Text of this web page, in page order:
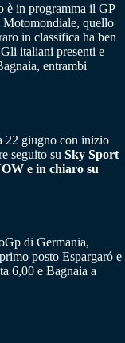
è in programma il GP
quello
in classifica ha ben
italiani presenti e
entrambi
22 giugno con inizio
seguito su Sky Sport
e in chiaro su
di Germania,
posto Espargaró e
6,00 e Bagnaia a